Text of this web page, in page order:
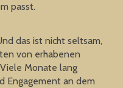
passt.
das ist nicht seltsam,
von erhabenen
Monate lang
Engagement an dem